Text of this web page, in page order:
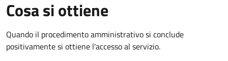
Cosa si ottiene
Quando il procedimento amministrativo si conclude
positivamente si ottiene l'accesso al servizio.